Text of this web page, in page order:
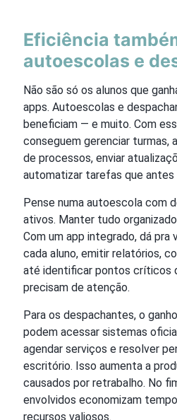
Eficiência
autoescolas e
Não são só os alunos que
apps. Autoescolas e
beneficiam — e muito. Com
conseguem gerenciar turmas,
de processos, enviar
automatizar tarefas que antes
Pense numa autoescola com
ativos. Manter tudo
Com um app integrado, dá pra
cada aluno, emitir relatórios,
até identificar pontos críticos
precisam de atenção.
Para os despachantes, o
podem acessar sistemas
agendar serviços e resolver
escritório. Isso aumenta a
causados por retrabalho. No
envolvidos economizam
recursos valiosos.